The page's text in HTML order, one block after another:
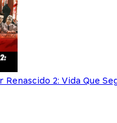
Renascido 2: Vida Que